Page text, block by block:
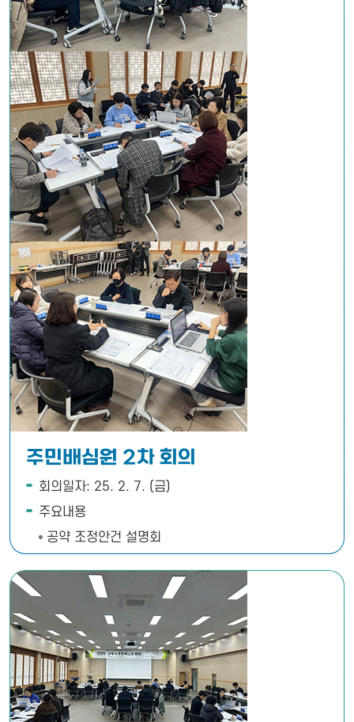
주민배심원 2차 회의
회의일자: 25. 2. 7. (금)
주요내용
공약 조정안건 설명회